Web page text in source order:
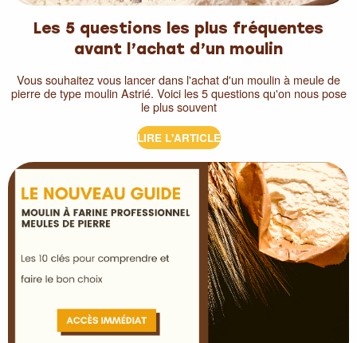
Les 5 questions les plus fréquentes
avant l’achat d’un moulin
Vous souhaitez vous lancer dans l'achat d'un moulin à meule de
pierre de type moulin Astrié. Voici les 5 questions qu'on nous pose
le plus souvent
LIRE L'ARTICLE